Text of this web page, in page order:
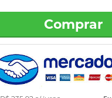
Comprar